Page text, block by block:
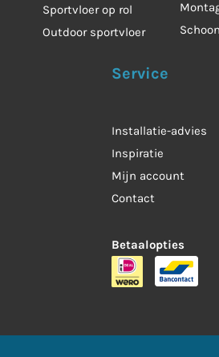
Sportvloer op rol
Outdoor sportvloer
Service
Installatie-advies
Inspiratie
Mijn account
Contact
Betaalopties